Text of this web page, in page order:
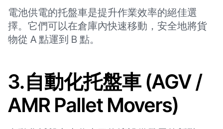
電池供電的托盤車是提升作業效率的絕佳選
擇。它們可以在倉庫內快速移動，安全地將貨
物從 A 點運到 B 點。
3.自動化托盤車 (AGV /
AMR Pallet Movers)